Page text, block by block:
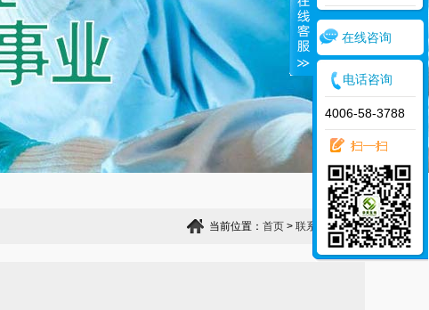
当前位置： 首页 > 联系我们>
在线咨询
电话咨询
4006-58-3788